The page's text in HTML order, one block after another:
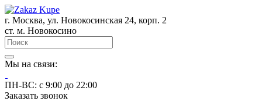
г. Москва, ул. Новокосинская 24, корп. 2
ст. м. Новокосино
Мы на связи:
ПН-ВС: с 9:00 до 22:00
Заказать звонок